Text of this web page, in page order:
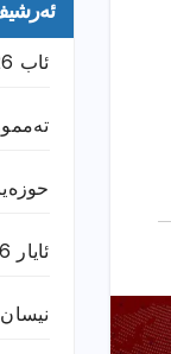
ئاب 2026
تەممووز
ئایار 2026
نیسان 2026